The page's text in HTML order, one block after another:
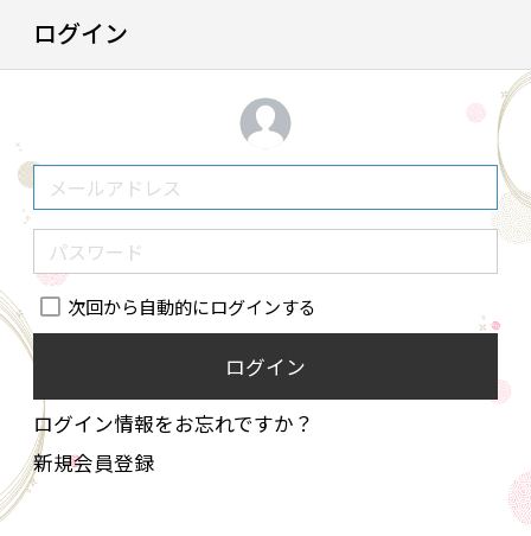
ログイン
次回から自動的にログインする
ログイン
ログイン情報をお忘れですか？
新規会員登録